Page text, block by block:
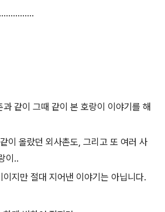
같이 그때 같이 본 호랑이 이야기를 해
이 올랐던 외사촌도, 그리고 또 여러 사
이..
지만 절대 지어낸 이야기는 아닙니다.